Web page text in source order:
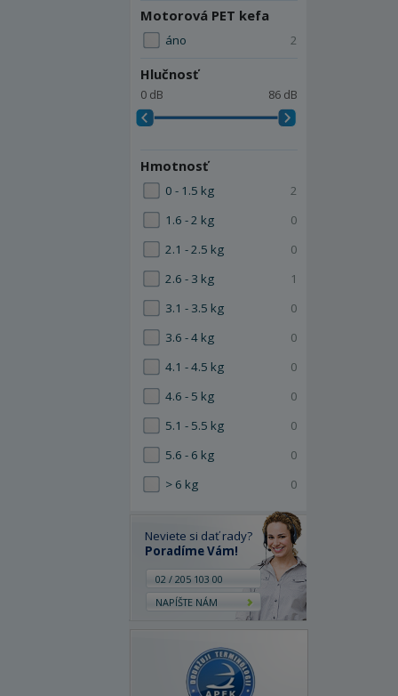
Motorová PET kefa
áno 2
Hlučnosť
0 dB 86 dB
Hmotnosť
0 - 1.5 kg
2
1.6 - 2 kg
0
2.1 - 2.5 kg
0
2.6 - 3 kg
1
3.1 - 3.5 kg
0
3.6 - 4 kg
0
4.1 - 4.5 kg
0
4.6 - 5 kg
0
5.1 - 5.5 kg
0
5.6 - 6 kg
0
> 6 kg
0
Neviete si dať rady?
Poradíme Vám!
02 / 205 103 00
NAPÍŠTE NÁM